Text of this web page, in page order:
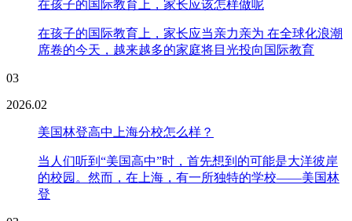
在孩子的国际教育上，家长应该怎样做呢
在孩子的国际教育上，家长应当亲力亲为 在全球化浪潮
席卷的今天，越来越多的家庭将目光投向国际教育
03
2026.02
美国林登高中上海分校怎么样？
当人们听到“美国高中”时，首先想到的可能是大洋彼岸
的校园。然而，在上海，有一所独特的学校——美国林
登